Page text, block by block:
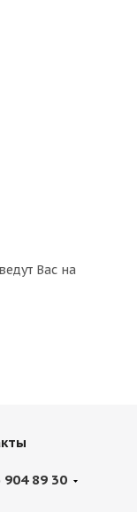
Вас на
904 89 30